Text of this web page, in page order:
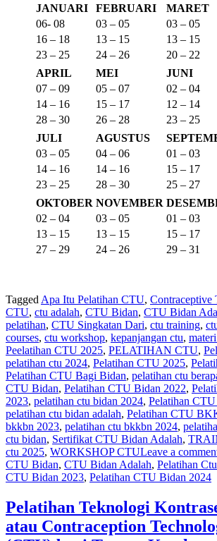
JANUARI FEBRUARI
MARET
06- 08
03 – 05
03 – 05
16 – 18
13 – 15
13 – 15
23 – 25
24 – 26
20 – 22
APRIL
MEI
JUNI
07 – 09
05 – 07
02 – 04
14 – 16
15 – 17
12 – 14
28 – 30
26 – 28
23 – 25
JULI
AGUSTUS
03 – 05
04 – 06
01 – 03
14 – 16
14 – 16
15 – 17
23 – 25
28 – 30
25 – 27
OKTOBER NOVEMBER
02 – 04
03 – 05
01 – 03
13 – 15
13 – 15
15 – 17
27 – 29
24 – 26 29 – 31
Tagged Apa Itu Pelatihan CTU, Contraceptive
CTU, ctu adalah, CTU Bidan, CTU Bidan
pelatihan, CTU Singkatan Dari, ctu training,
courses, ctu workshop, kepanjangan ctu,
Peelatihan CTU 2025, PELATIHAN CTU,
pelatihan ctu 2024, Pelatihan CTU 2025,
Pelatihan CTU Bagi Bidan, pelatihan ctu
CTU Bidan, Pelatihan CTU Bidan 2022,
2023, pelatihan ctu bidan 2024, Pelatihan
pelatihan ctu bidan adalah, Pelatihan CTU
bkkbn 2023, pelatihan ctu bkkbn 2024,
ctu bidan, Sertifikat CTU Bidan Adalah,
ctu 2025, WORKSHOP CTULeave a
CTU Bidan, CTU Bidan Adalah, Pelatihan
CTU Bidan 2023, Pelatihan CTU Bidan 2024
Pelatihan Teknologi
atau Contraception